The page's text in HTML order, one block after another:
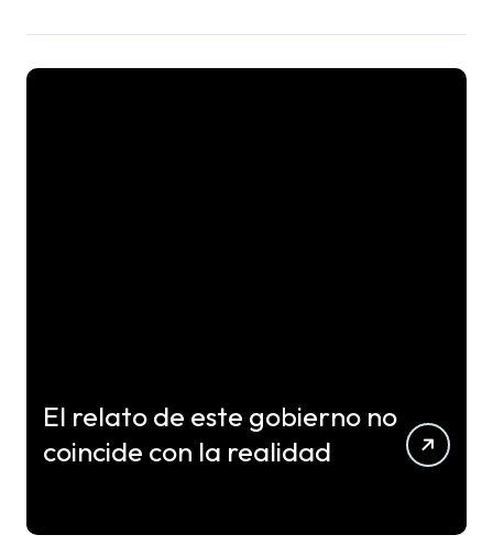
El relato de este gobierno no
coincide con la realidad